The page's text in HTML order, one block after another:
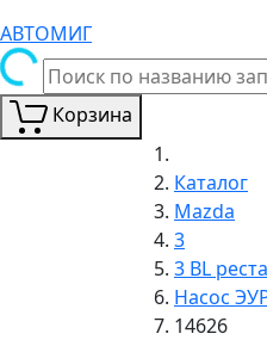
АВТОМИГ
Корзина
Каталог
Mazda
3
3 BL
Насос
14626